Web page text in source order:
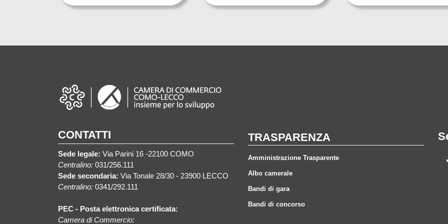
CONTATTI
Sede legale: Via Parini 16 -22100 COMO
Centralino: 031/256.111
Sede secondaria: Via Tonale 28/30 - 23900 LECCO
Centralino: 0341/292.111
PEC - Posta elettronica certificata:
Camera di Commercio:
TRASPARENZA
Amministrazione Trasparente
Albo camerale
Bandi di gara
Bandi di concorso